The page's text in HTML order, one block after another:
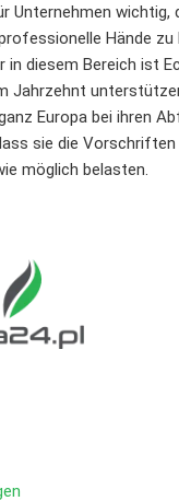
Unternehmen wichtig,
Hände zu
in diesem Bereich ist
Jahrzehnt
Europa bei ihren
sie die Vorschriften
möglich belasten.